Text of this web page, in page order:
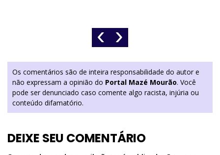
‹ ›
Os comentários são de inteira responsabilidade do autor e
não expressam a opinião do Portal Mazé Mourão. Você
pode ser denunciado caso comente algo racista, injúria ou
conteúdo difamatório.
DEIXE SEU COMENTÁRIO